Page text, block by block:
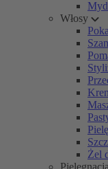
Włosy
Żel